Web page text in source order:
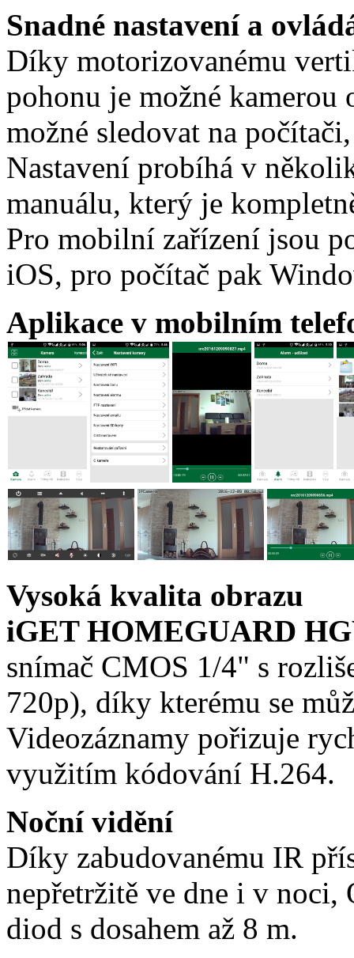
Snadné nastavení a
Díky motorizovanému
pohonu je možné
možné sledovat na
Nastavení probíhá v
manuálu, který je
Pro mobilní zařízení jsou
iOS, pro počítač pak
Aplikace v mobilním
Vysoká kvalita obrazu
iGET HOMEGUARD
snímač CMOS 1/4" s
720p), díky kterému se
Videozáznamy pořizuje
využitím kódování H.264.
Noční vidění
Díky zabudovanému IR
nepřetržitě ve dne i v noci,
diod s dosahem až 8 m.